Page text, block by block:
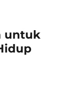
untuk